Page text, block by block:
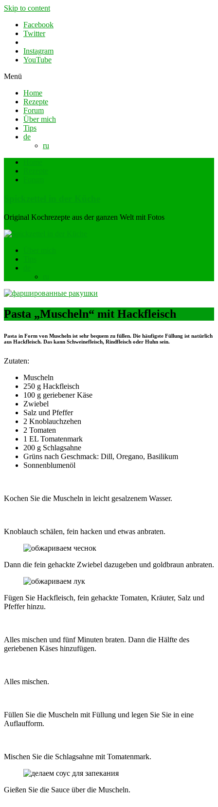
Skip to content
Facebook
Twitter
Instagram
YouTube
Menü
Home
Rezepte
Forum
Über mich
Tips
de
ru
Original Kochrezepte aus der ganzen Welt mit Fotos
Pasta „Muscheln“ mit Hackfleisch
Pasta in Form von Muscheln ist sehr bequem zu füllen. Die häufigste Füllung ist natürlich
aus Hackfleisch. Das kann Schweinefleisch, Rindfleisch oder Huhn sein.
Zutaten:
Muscheln
250 g Hackfleisch
100 g geriebener Käse
Zwiebel
Salz und Pfeffer
2 Knoblauchzehen
2 Tomaten
1 EL Tomatenmark
200 g Schlagsahne
Grüns nach Geschmack: Dill, Oregano, Basilikum
Sonnenblumenöl
Kochen Sie die Muscheln in leicht gesalzenem Wasser.
Knoblauch schälen, fein hacken und etwas anbraten.
Dann die fein gehackte Zwiebel dazugeben und goldbraun anbraten.
Fügen Sie Hackfleisch, fein gehackte Tomaten, Kräuter, Salz und
Pfeffer hinzu.
Alles mischen und fünf Minuten braten. Dann die Hälfte des
geriebenen Käses hinzufügen.
Alles mischen.
Füllen Sie die Muscheln mit Füllung und legen Sie Sie in eine
Auflaufform.
Mischen Sie die Schlagsahne mit Tomatenmark.
Gießen Sie die Sauce über die Muscheln.